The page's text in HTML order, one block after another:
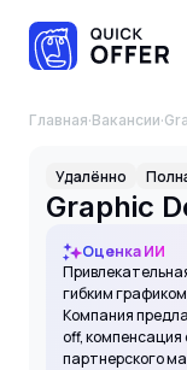
Главная·Вакансии·
Удалённо
Graphic
Оценка ИИ
гибким
Компания
off, компенсация
партнерского